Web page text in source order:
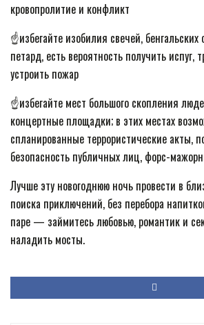
кровопролитие и конфликт
☝️избегайте изобилия свечей, бенгальских
петард, есть вероятность получить испуг,
устроить пожар
☝️избегайте мест большого скопления
концертные площадки; в этих местах
спланированные террористические акты,
безопасность публичных лиц, форс-
Лучше эту новогоднюю ночь провести в
поиска приключений, без перебора
паре — займитесь любовью, романтик и
наладить мосты.